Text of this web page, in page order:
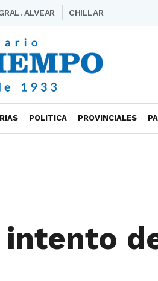
ALVEAR CHILLAR
POLITICA PROVINCIALES
intento